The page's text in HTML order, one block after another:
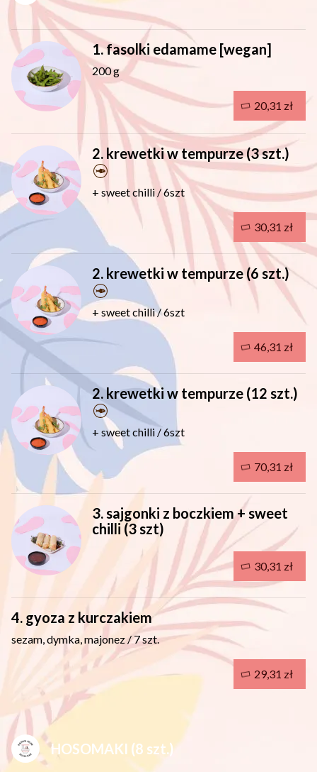
1. fasolki edamame [wegan]
200 g
2. krewetki w tempurze (3 szt.)
+ sweet chilli / 6szt
2. krewetki w tempurze (6 szt.)
+ sweet chilli / 6szt
2. krewetki w tempurze (12 szt.)
+ sweet chilli / 6szt
3. sajgonki z boczkiem + sweet
chilli (3 szt)
4. gyoza z kurczakiem
sezam, dymka, majonez / 7 szt.
HOSOMAKI (8 szt.)